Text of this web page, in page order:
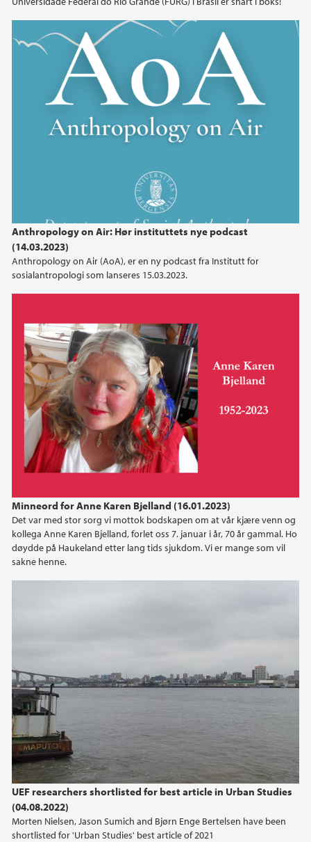
Anthropology on Air: Hør instituttets nye podcast
(14.03.2023)
Anthropology on Air (AoA), er en ny podcast fra Institutt for
sosialantropologi som lanseres 15.03.2023.
Minneord for Anne Karen Bjelland (16.01.2023)
Det var med stor sorg vi mottok bodskapen om at vår kjære venn og
kollega Anne Karen Bjelland, forlet oss 7. januar i år, 70 år gammal. Ho
døydde på Haukeland etter lang tids sjukdom. Vi er mange som vil
sakne henne.
UEF researchers shortlisted for best article in Urban Studies
(04.08.2022)
Morten Nielsen, Jason Sumich and Bjørn Enge Bertelsen have been
shortlisted for 'Urban Studies' best article of 2021